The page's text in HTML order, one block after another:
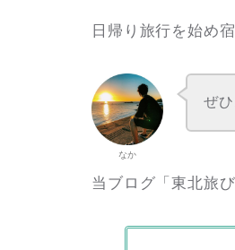
日帰り旅行を始め
なか
ぜ
当ブログ「東北旅